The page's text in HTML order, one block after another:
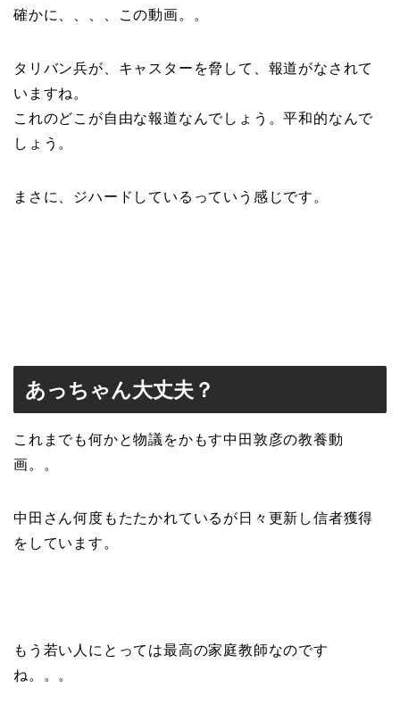
確かに、、、、この動画。。
タリバン兵が、キャスターを脅して、報道がなされて
いますね。
これのどこが自由な報道なんでしょう。平和的なんで
しょう。
まさに、ジハードしているっていう感じです。
あっちゃん大丈夫？
これまでも何かと物議をかもす中田敦彦の教養動
画。。
中田さん何度もたたかれているが日々更新し信者獲得
をしています。
もう若い人にとっては最高の家庭教師なのです
ね。。。